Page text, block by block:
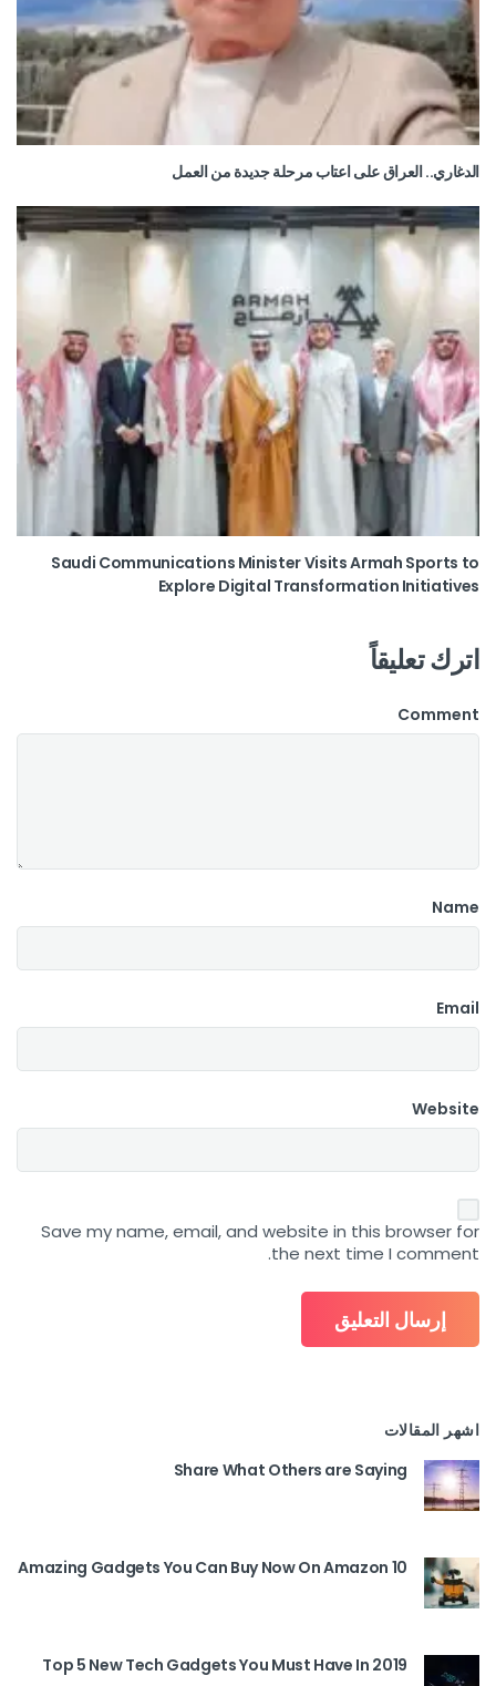
الدغاري.. العراق على اعتاب مرحلة جديدة من العمل
Saudi Communications Minister Visits Armah Sports to
Explore Digital Transformation Initiatives
اترك تعليقاً
Comment
Name
Email
Website
Save my name, email, and website in this browser for
the next time I comment.
اشهر المقالات
Share What Others are Saying
10 Amazing Gadgets You Can Buy Now On Amazon
Top 5 New Tech Gadgets You Must Have In 2019